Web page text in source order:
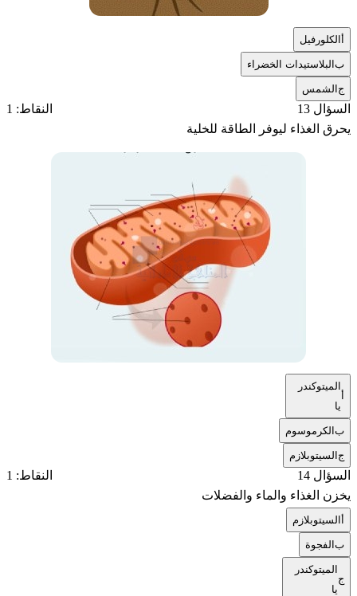
الكلورفيل
بالبلاستيدات الخضراء
جالشمس
السؤال 13
النقاط: 1
يحرق الغذاء ليوفر الطاقة للخلية
الميتوكندر
يا
بالكرموسوم
جالسيتوبلازم
السؤال 14
النقاط: 1
يخزن الغذاء والماء والفضلات
السيتوبلازم
بالفجوة
ج
الميتوكندر
يا